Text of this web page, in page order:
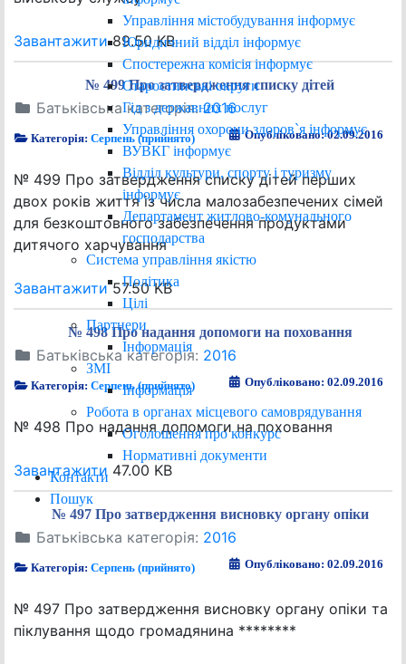
Управління містобудування інформує
Юридичний відділ інформує
Спостережна комісія інформує
Старостинські округи
Гід з державних послуг
Управління охорони здоров`я інформує
ВУВКГ інформує
Відділ культури, спорту і туризму
інформує
Департамент житлово-комунального
господарства
Система управління якістю
Політика
Цілі
Партнери
Інформація
ЗМІ
Інформація
Робота в органах місцевого самоврядування
Оголошення про конкурс
Нормативні документи
Контакти
Пошук
Завантажити89.50 KB
№ 499 Про затвердження списку дітей
Батьківська категорія:2016
Категорія:Серпень (прийнято) Опубліковано: 02.09.2016
№ 499 Про затвердження списку дітей перших
двох років життя із числа малозабезпечених сімей
для безкоштовного забезпечення продуктами
дитячого харчування
Завантажити57.50 KB
№ 498 Про надання допомоги на поховання
Батьківська категорія: 2016
Категорія:Серпень (прийнято) Опубліковано: 02.09.2016
№ 498 Про надання допомоги на поховання
Завантажити 47.00 KB
№ 497 Про затвердження висновку органу опіки
Батьківська категорія: 2016
Категорія:Серпень (прийнято) Опубліковано: 02.09.2016
№ 497 Про затвердження висновку органу опіки та
піклування щодо громадянина ********